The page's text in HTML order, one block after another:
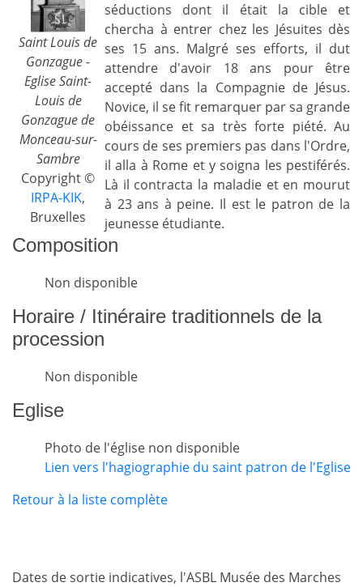
Saint Louis de
Gonzague -
Eglise Saint-
Louis de
Gonzague de
Monceau-sur-
Sambre
Copyright ©
IRPA-KIK,
Bruxelles
séductions dont il était la cible et
chercha à entrer chez les Jésuites dès
ses 15 ans. Malgré ses efforts, il dut
attendre d'avoir 18 ans pour être
accepté dans la Compagnie de Jésus.
Novice, il se fit remarquer par sa grande
obéissance et sa très forte piété. Au
cours de ses premiers pas dans l'Ordre,
il alla à Rome et y soigna les pestiférés.
Là il contracta la maladie et en mourut
à 23 ans à peine. Il est le patron de la
jeunesse étudiante.
Composition
Non disponible
Horaire / Itinéraire traditionnels de la
procession
Non disponible
Eglise
Photo de l'église non disponible
Lien vers l'hagiographie du saint patron de l'Eglise
Retour à la liste complète
Dates de sortie indicatives, l'ASBL Musée des Marches